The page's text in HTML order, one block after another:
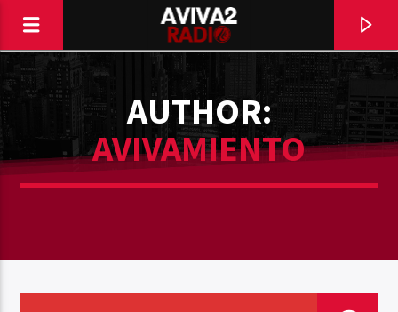
AUTHOR:
AVIVAMIENTO